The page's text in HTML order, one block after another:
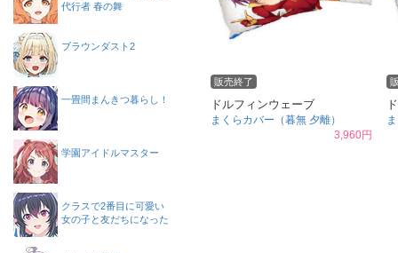
販売終了
ドルフィンウェーブ
まくらカバー（暮無 夕離）
3,960円
代行者 春の舞
ブラウンダスト2
一畳間まんきつ暮らし！
学園アイドルマスター
クラスで2番目に可愛い
女の子と友だちになった